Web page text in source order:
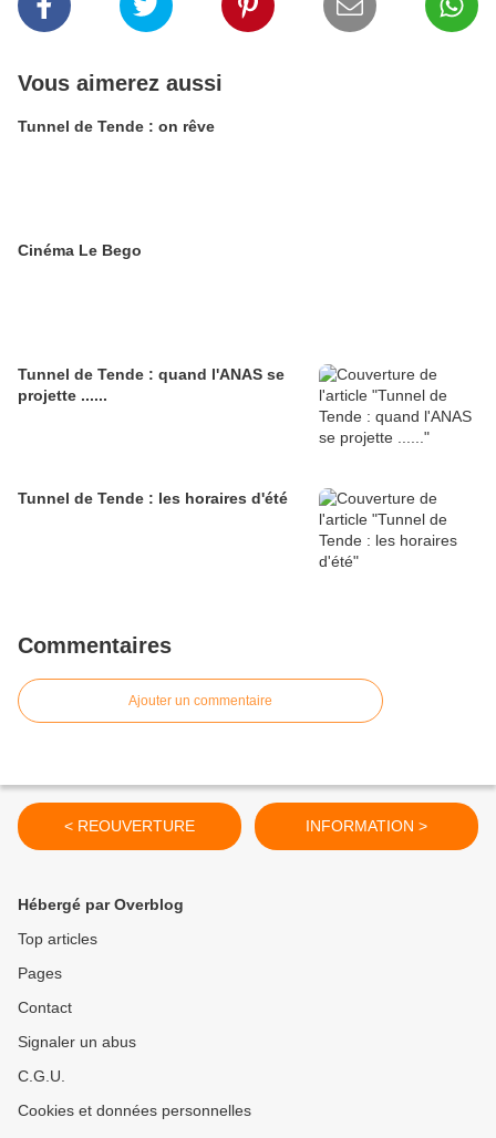
Vous aimerez aussi
Tunnel de Tende : on rêve
Cinéma Le Bego
Tunnel de Tende : quand l'ANAS se
projette ......
Tunnel de Tende : les horaires d'été
Commentaires
Ajouter un commentaire
< REOUVERTURE INFORMATION >
Hébergé par Overblog
Top articles
Pages
Contact
Signaler un abus
C.G.U.
Cookies et données personnelles